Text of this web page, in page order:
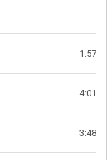
1:57
4:01
3:48